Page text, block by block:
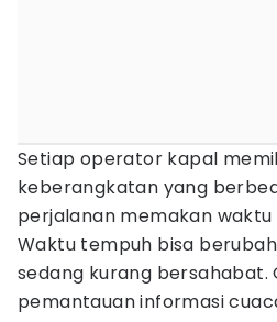
Setiap operator kapal
keberangkatan yang
perjalanan memakan waktu
Waktu tempuh bisa
sedang kurang bersahabat.
pemantauan informasi